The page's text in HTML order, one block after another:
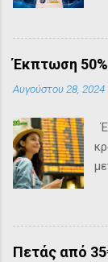
Έκπτωση
Αυγούστου 28, 2024
Πετάς από